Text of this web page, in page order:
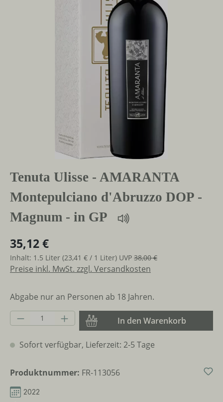
Tenuta Ulisse - AMARANTA
Montepulciano d'Abruzzo DOP -
Magnum - in GP
35,12 €
Inhalt: 1.5 Liter (23,41 € / 1 Liter) UVP 38,00 €
Preise inkl. MwSt. zzgl. Versandkosten
Abgabe nur an Personen ab 18 Jahren.
Produkt Anzahl: Gib den gewünschten
In den Warenkorb
Sofort verfügbar, Lieferzeit: 2-5 Tage
Produktnummer: FR-113056
2022